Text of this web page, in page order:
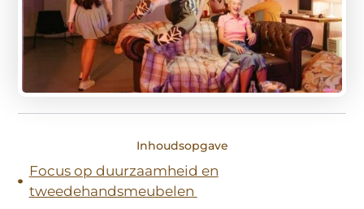
Inhoudsopgave
Focus op duurzaamheid en
tweedehandsmeubelen